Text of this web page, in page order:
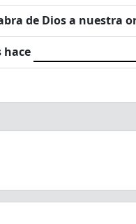
de Dios a nuestra
hace